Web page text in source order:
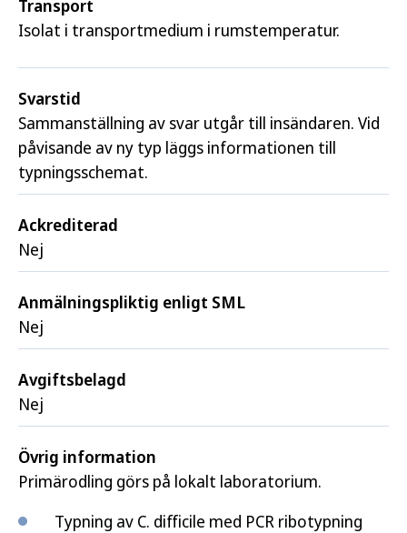
Transport
Isolat i transportmedium i rumstemperatur.
Svarstid
Sammanställning av svar utgår till insändaren. Vid
påvisande av ny typ läggs informationen till
typningsschemat.
Ackrediterad
Nej
Anmälningspliktig enligt SML
Nej
Avgiftsbelagd
Nej
Övrig information
Primärodling görs på lokalt laboratorium.
Typning av C. difficile med PCR ribotypning